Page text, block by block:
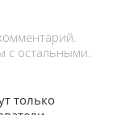
с остальными.
только